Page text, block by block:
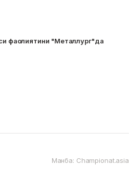
фаолиятини "Металлург"да
Манба: Championat.asia